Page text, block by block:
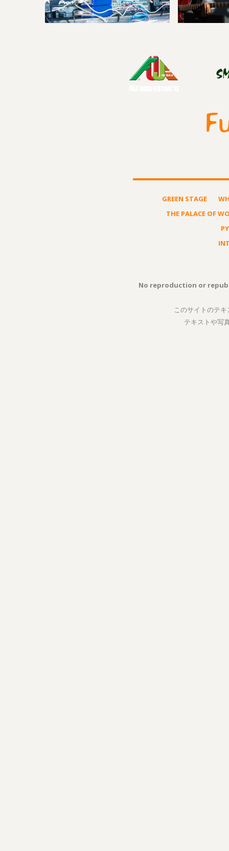
GREEN STAGE
THE PALACE OF
No reproduction or
このサイトのテ
テキストや写